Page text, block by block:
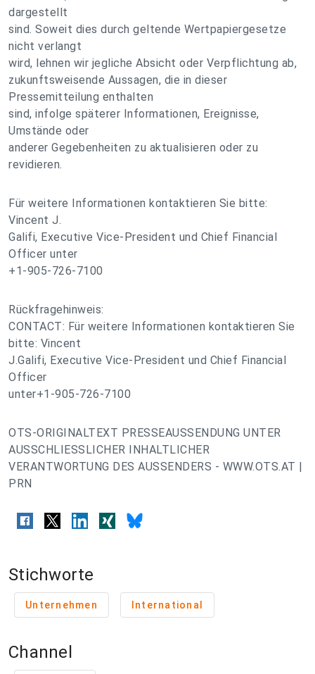
dargestellt
sind. Soweit dies durch geltende Wertpapiergesetze
nicht verlangt
wird, lehnen wir jegliche Absicht oder Verpflichtung ab,
zukunftsweisende Aussagen, die in dieser
Pressemitteilung enthalten
sind, infolge späterer Informationen, Ereignisse,
Umstände oder
anderer Gegebenheiten zu aktualisieren oder zu
revidieren.
Für weitere Informationen kontaktieren Sie bitte:
Vincent J.
Galifi, Executive Vice-President und Chief Financial
Officer unter
+1-905-726-7100
Rückfragehinweis:
CONTACT: Für weitere Informationen kontaktieren Sie
bitte: Vincent
J.Galifi, Executive Vice-President und Chief Financial
Officer
unter+1-905-726-7100
OTS-ORIGINALTEXT PRESSEAUSSENDUNG UNTER
AUSSCHLIESSLICHER INHALTLICHER
VERANTWORTUNG DES AUSSENDERS - WWW.OTS.AT |
PRN
Stichworte
Unternehmen International
Channel